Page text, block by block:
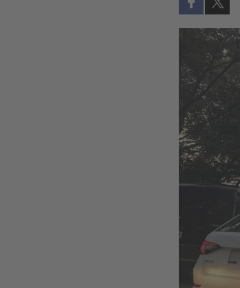
Auf Auf